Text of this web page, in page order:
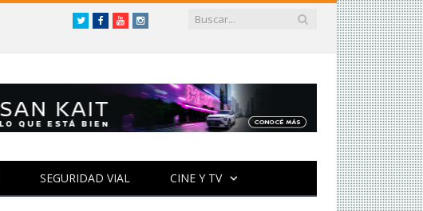
TwitterFacebookYouTubeInstagram
SEGURIDAD VIAL CINE Y TV